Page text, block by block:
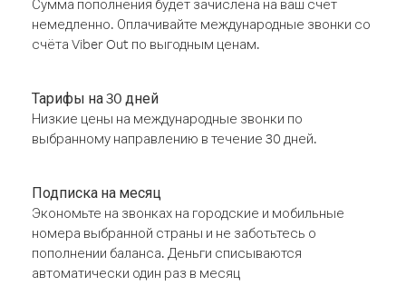
Сумма пополнения будет зачислена на ваш счёт
немедленно. Оплачивайте международные звонки со
счёта Viber Out по выгодным ценам.
Тарифы на 30 дней
Низкие цены на международные звонки по
выбранному направлению в течение 30 дней.
Подписка на месяц
Экономьте на звонках на городские и мобильные
номера выбранной страны и не заботьтесь о
пополнении баланса. Деньги списываются
автоматически один раз в месяц